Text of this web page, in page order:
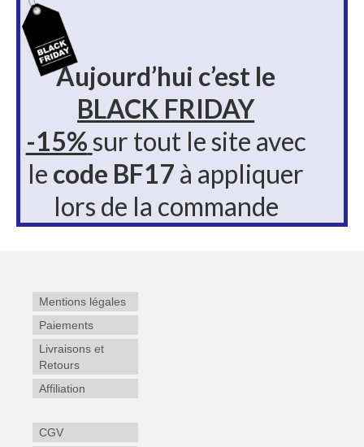
Mon Compte
Programme de parrainage
Offres Entreprises
Aide
Aide et Support
Utiliser les commandes vocales
Aujourd’hui c’est le
BLACK FRIDAY
-15%sur tout le site avec
le code BF17 à appliquer
lors de la commande
Mentions légales
Paiements
Livraisons et
Retours
Affiliation
CGV